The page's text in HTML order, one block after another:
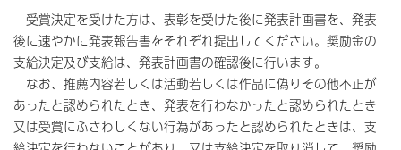
受賞決定を受けた方は、表彰を受けた後に発表計画書を、発表
後に速やかに発表報告書をそれぞれ提出してください。奨励金の
支給決定及び支給は、発表計画書の確認後に行います。
なお、推薦内容若しくは活動若しくは作品に偽りその他不正が
あったと認められたとき、発表を行わなかったと認められたとき
又は受賞にふさわしくない行為があったと認められたときは、支